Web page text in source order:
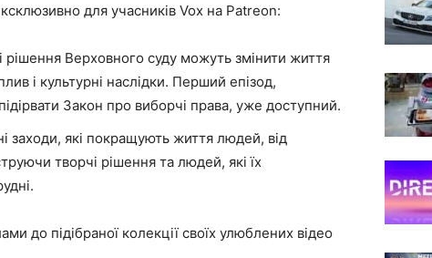
для учасників Vox на Patreon:
рішення Верховного суду можуть змінити життя
і культурні наслідки. Перший епізод,
Закон про виборчі права, уже доступний.
заходи, які покращують життя людей, від
творчі рішення та людей, які їх
до підібраної колекції своїх улюблених відео